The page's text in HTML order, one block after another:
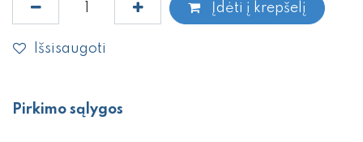
Įdėti į krepšelį
Išsisaugoti
Pirkimo sąlygos